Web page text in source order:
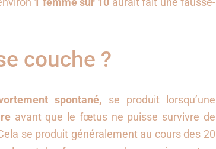
couche ?
spontané, se produit lorsqu’une
avant que le fœtus ne puisse survivre de
se produit généralement au cours des 20